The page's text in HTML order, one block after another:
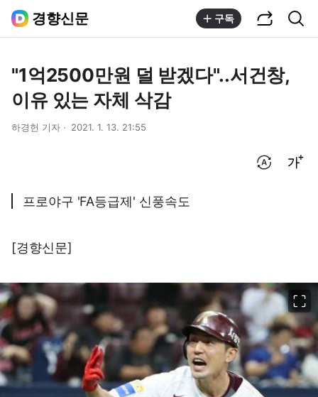
경향신문 구독
"1억2500만원 덜 받겠다"..서건창,
이유 있는 자체 삭감
하경헌 기자 2021. 1. 13. 21:55
프로야구 'FA등급제' 신풍속도
[경향신문]